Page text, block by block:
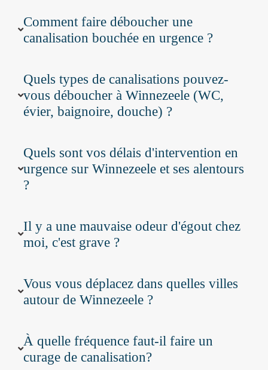
Comment faire déboucher une
canalisation bouchée en urgence ?
Quels types de canalisations pouvez-
vous déboucher à Winnezeele (WC,
évier, baignoire, douche) ?
Quels sont vos délais d'intervention en
urgence sur Winnezeele et ses alentours
?
Il y a une mauvaise odeur d'égout chez
moi, c'est grave ?
Vous vous déplacez dans quelles villes
autour de Winnezeele ?
À quelle fréquence faut-il faire un
curage de canalisation?